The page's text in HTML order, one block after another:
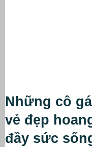
Những cô
vẻ đẹp
đầy sức